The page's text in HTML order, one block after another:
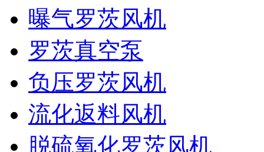
曝气罗茨风机
罗茨真空泵
负压罗茨风机
流化返料风机
脱硫氧化罗茨风机